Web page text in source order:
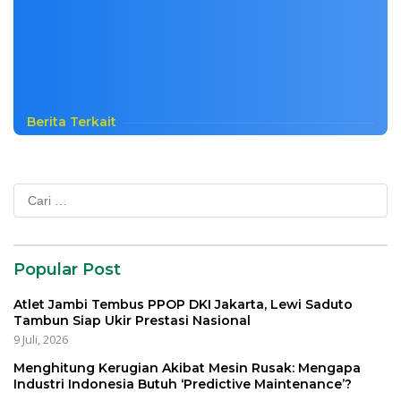
Berita Terkait
Cari
untuk:
Popular Post
Atlet Jambi Tembus PPOP DKI Jakarta, Lewi Saduto
Tambun Siap Ukir Prestasi Nasional
9 Juli, 2026
Menghitung Kerugian Akibat Mesin Rusak: Mengapa
Industri Indonesia Butuh ‘Predictive Maintenance’?